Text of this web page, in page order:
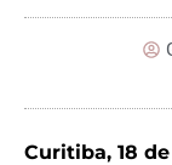
Curitiba, 18